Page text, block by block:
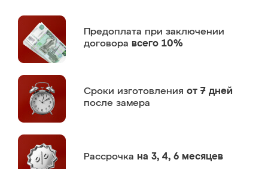
Предоплата при заключении
договора всего 10%
Сроки изготовления от 7 дней
после замера
Рассрочка на 3, 4, 6 месяцев